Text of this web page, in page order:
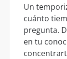
Un
cuánto
pregunta.
en tu